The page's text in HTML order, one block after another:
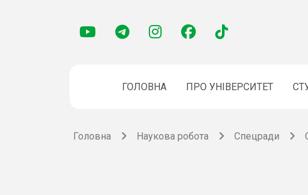
ГОЛОВНА ПРО УНІВЕРСИТЕТ
Головна Наукова робота Спецради